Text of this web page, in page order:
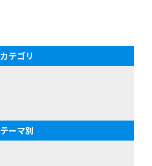
カテゴリ
テーマ別